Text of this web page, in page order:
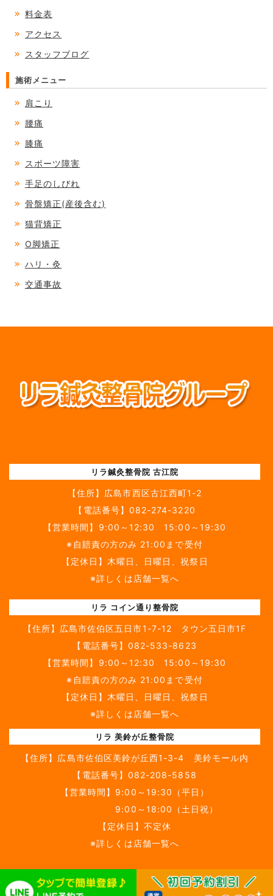
料金表
アクセス
スタッフブログ
施術メニュー
肩こり
腰痛
膝痛
スポーツ障害
手足のしびれ
骨盤矯正(産後含む)
猫背矯正
O脚矯正
ハリ・灸
交通事故
リラ鍼灸整骨院 古江院
【住所】 広島市西区古江西町1-2
【電話番号】 082-274-3220
【営業時間】9:00～12:30 15:00～19:30
※自賠責の方のみ 21:00まで受付
【定休日】木曜日、日曜日、祝祭日
※詳しくは店舗一覧へ
リラ コイン通り整骨院
【住所】 広島市佐伯区五日市1-7-12 タウン五日市1F
【電話番号】 082-533-8623
【営業時間】9:00～12:30 15:00～19:30
※自賠責の方のみ 21:00まで受付
【定休日】木曜日、日曜日、祝祭日
※詳しくは店舗一覧へ
リラ 美鈴が丘整骨院
【住所】 広島市佐伯区美鈴が丘西1-3-4 美鈴モール内
【電話番号】 082-208-5858
【営業時間】9:00～19:30（平日）
9:00～18:00（土日祝）
【定休日】不定休
※詳しくは店舗一覧へ
Copyright(c)2017広島市西区・佐伯区のリラ鍼灸整骨院グルー